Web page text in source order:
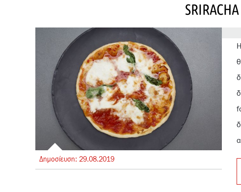
Δημοσίευση: 29.08.2019